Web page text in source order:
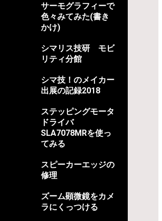
サーモグラフィーで
色々みてみた(書き
かけ)
シマリス技研 モビ
リティ分館
シマ技！のメイカー
出展の記録2018
ステッピングモータ
ドライバ
SLA7078MRを使っ
てみる
スピーカーエッジの
修理
ズーム顕微鏡をカメ
ラにくっつける